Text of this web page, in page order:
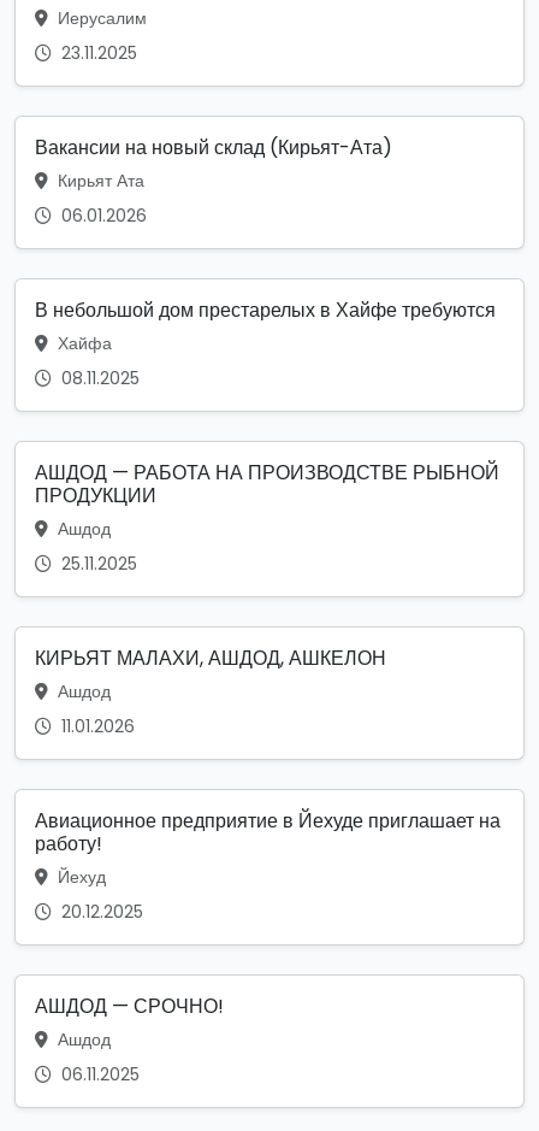
Иерусалим
23.11.2025
Вакансии на новый склад (Кирьят-Ата)
Кирьят Ата
06.01.2026
В небольшой дом престарелых в Хайфе требуются
Хайфа
08.11.2025
АШДОД — РАБОТА НА ПРОИЗВОДСТВЕ РЫБНОЙ
ПРОДУКЦИИ
Ашдод
25.11.2025
КИРЬЯТ МАЛАХИ, АШДОД, АШКЕЛОН
Ашдод
11.01.2026
Авиационное предприятие в Йехуде приглашает на
работу!
Йехуд
20.12.2025
АШДОД — СРОЧНО!
Ашдод
06.11.2025